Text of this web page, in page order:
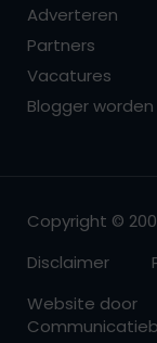
Adverteren
Partners
Vacatures
Blogger worden
Copyright ©
Disclaimer
Website door